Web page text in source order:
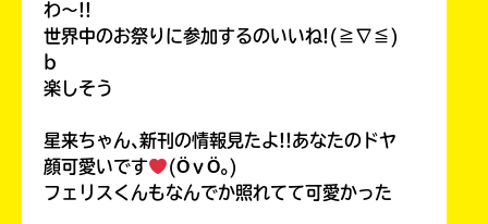
わ〜!!
世界中のお祭りに参加するのいいね!(≧∇≦)
b
楽しそう
星来ちゃん､新刊の情報見たよ!!あなたのドヤ
顔可愛いです
(ӦｖӦ｡)
フェリスくんもなんでか照れてて可愛かった